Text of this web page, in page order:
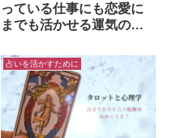
っている仕事にも恋愛に
までも活かせる運気の流
占いを活かすために